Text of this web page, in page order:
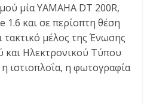
μία YAMAHA DT 200R,
1.6 και σε περίοπτη θέση
τακτικό μέλος της Ένωσης
και Ηλεκτρονικού Τύπου
ιστιοπλοΐα, η φωτογραφία